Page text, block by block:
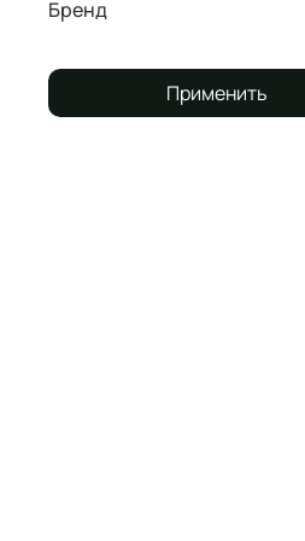
Бренд
Применить